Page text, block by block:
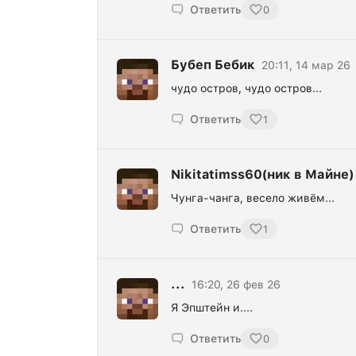
Ответить 0
Бубеп Бебик
20:11, 14 мар 26
чудо остров, чудо остров...
Ответить 1
Nikitatimss60(ник в Майне)
Чунга-чанга, весело живём...
Ответить 1
...
16:20, 26 фев 26
Я Эпштейн и....
Ответить 0